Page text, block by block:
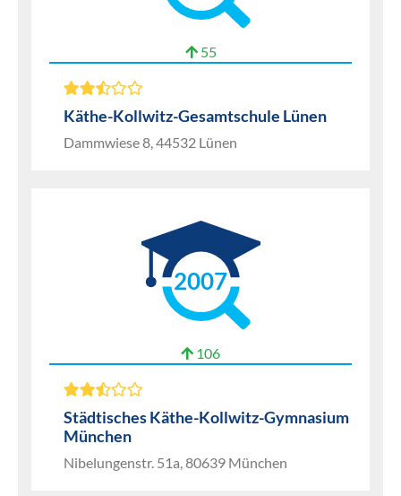
55
Käthe-Kollwitz-Gesamtschule Lünen
Dammwiese 8, 44532 Lünen
2007
106
Städtisches Käthe-Kollwitz-Gymnasium
München
Nibelungenstr. 51a, 80639 München